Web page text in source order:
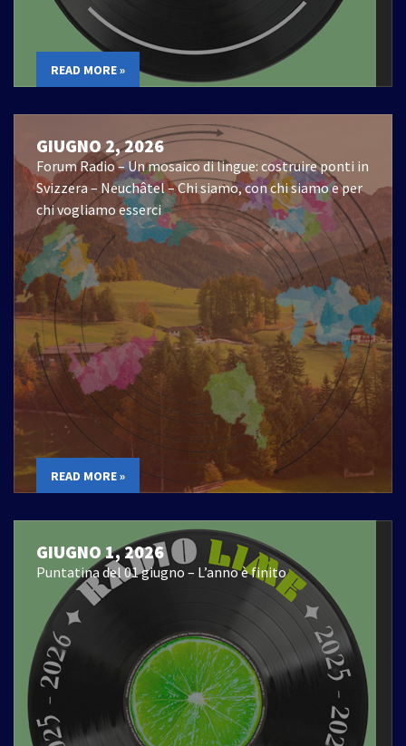
READ MORE »
GIUGNO 2, 2026
Forum Radio – Un mosaico di lingue: costruire ponti in
Svizzera – Neuchâtel – Chi siamo, con chi siamo e per
chi vogliamo esserci
READ MORE »
GIUGNO 1, 2026
Puntatina del 01 giugno – L’anno è finito